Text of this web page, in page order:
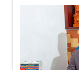
hành vi vi phạm.
kiện khiếu nại,
phạm pháp luật
cho khách hàng
vụ việc. Đây là
một vụ án hành